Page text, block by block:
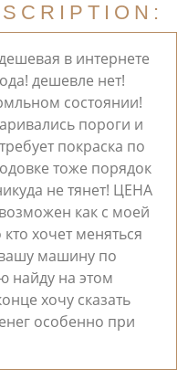
в интернете
дешевле нет!
состоянии!
пороги и
покраска по
тоже порядок
не тянет! ЦЕНА
как с моей
хочет меняться
машину по
найду на этом
хочу сказать
особенно при